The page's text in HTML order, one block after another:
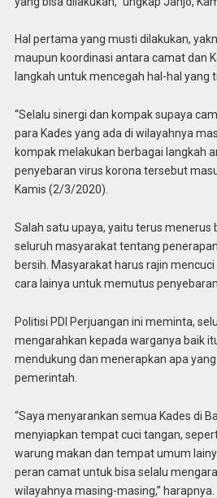
Hal pertama yang musti dilakukan,
maupun koordinasi antara camat dan
langkah untuk mencegah hal-hal yang
“Selalu sinergi dan kompak supaya
para Kades yang ada di wilayahnya
kompak melakukan berbagai langkah
penyebaran virus korona tersebut
Kamis (2/3/2020).
Salah satu upaya, yaitu terus menerus
seluruh masyarakat tentang
bersih. Masyarakat harus rajin
cara lainya untuk memutus
Politisi PDI Perjuangan ini meminta,
mengarahkan kepada warganya baik
mendukung dan menerapkan apa
pemerintah.
“Saya menyarankan semua Kades di
menyiapkan tempat cuci tangan,
warung makan dan tempat umum
peran camat untuk bisa selalu
wilayahnya masing-masing,”